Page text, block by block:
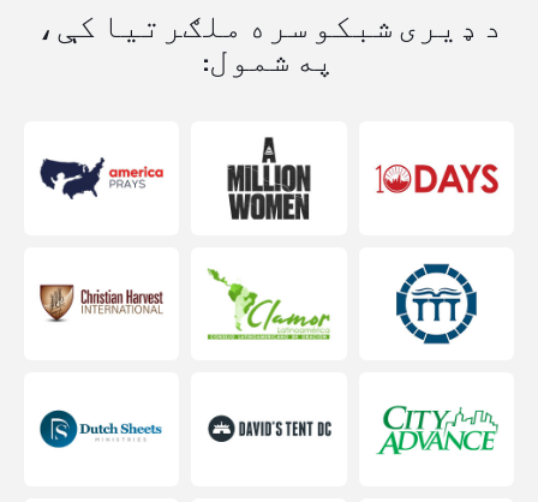
د ډیری شبکو سره ملګرتیا کې،
په شمول: